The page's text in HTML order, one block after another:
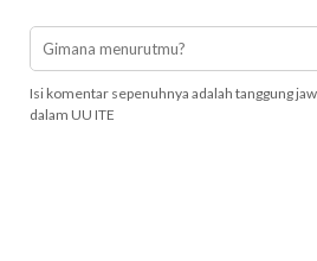
Isi komentar sepenuhnya adalah tanggung
dalam UU ITE